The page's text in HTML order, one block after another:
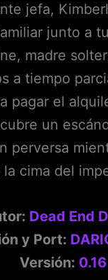
jefa,
junto a
madre
a tiempo
pagar el
un
perversa
cima del
Dead End
y Port:
Versión: 0.16